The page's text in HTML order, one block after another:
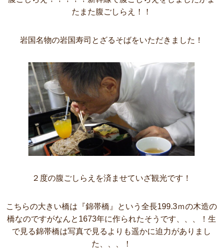
たまた腹ごしらえ！！
岩国名物の岩国寿司とざるそばをいただきました！
２度の腹ごしらえを済ませていざ観光です！
こちらの大きい橋は『錦帯橋』という全長199.3ｍの木造の
橋なのですがなんと1673年に作られたそうです、、、！生
で見る錦帯橋は写真で見るよりも遥かに迫力がありまし
た、、、！